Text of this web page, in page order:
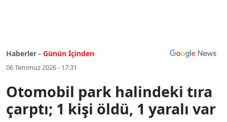
Haberler - Günün İçinden
06 Temmuz 2026 - 17:31
Otomobil park halindeki tıra
çarptı; 1 kişi öldü, 1 yaralı var